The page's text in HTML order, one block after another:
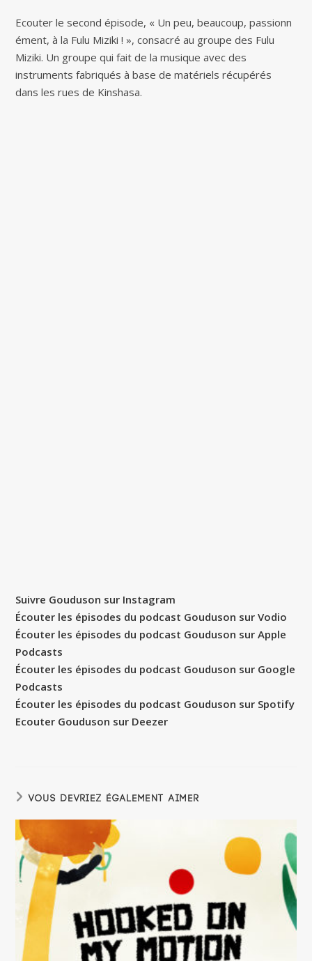
Ecouter le second épisode, « Un peu, beaucoup, passionn​
é​ment, à la Fulu Miziki ! », consacré au groupe des Fulu
Miziki. Un groupe qui fait de la musique avec des
instruments fabriqués à base de matériels récupérés
dans les rues de Kinshasa.
Suivre Gouduson sur Instagram
Écouter les épisodes du podcast Gouduson sur Vodio
Écouter les épisodes du podcast Gouduson sur Apple
Podcasts
Écouter les épisodes du podcast Gouduson sur Google
Podcasts
Écouter les épisodes du podcast Gouduson sur Spotify
Ecouter Gouduson sur Deezer
VOUS DEVRIEZ ÉGALEMENT AIMER